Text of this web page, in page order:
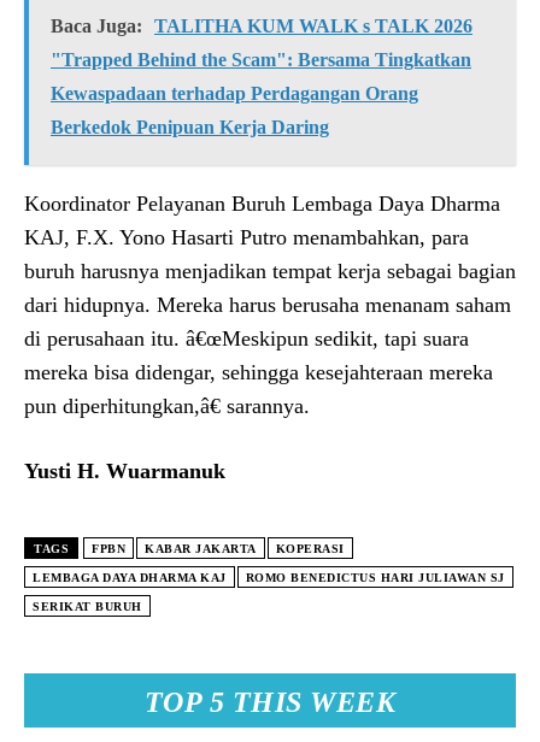
TOP 5 THIS WEEK
Baca Juga:
TALITHA KUM WALK s TALK 2026
"Trapped Behind the Scam": Bersama Tingkatkan
Kewaspadaan terhadap Perdagangan Orang
Berkedok Penipuan Kerja Daring
Koordinator Pelayanan Buruh Lembaga Daya Dharma
KAJ, F.X. Yono Hasarti Putro menambahkan, para
buruh harusnya menjadikan tempat kerja sebagai bagian
dari hidupnya. Mereka harus berusaha menanam saham
di perusahaan itu. â€œMeskipun sedikit, tapi suara
mereka bisa didengar, sehingga kesejahteraan mereka
pun diperhitungkan,â€ sarannya.
Yusti H. Wuarmanuk
TAGS FPBN KABAR JAKARTA KOPERASI
LEMBAGA DAYA DHARMA KAJ ROMO BENEDICTUS HARI JULIAWAN SJ
SERIKAT BURUH